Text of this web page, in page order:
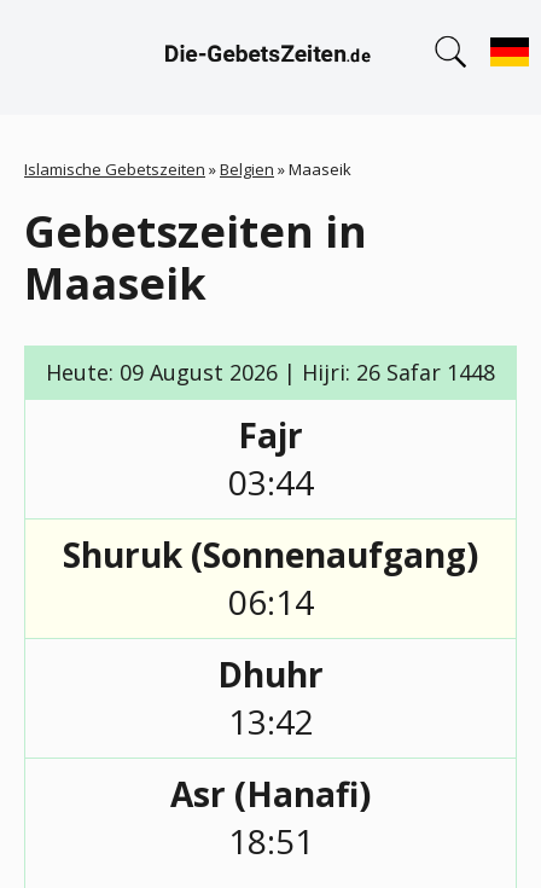
Islamische Gebetszeiten »Belgien »Maaseik
Gebetszeiten in
Maaseik
Heute: 09 August 2026 | Hijri: 26 Safar 1448
Fajr
03:44
Shuruk (Sonnenaufgang)
06:14
Dhuhr
13:42
Asr (Hanafi)
18:51